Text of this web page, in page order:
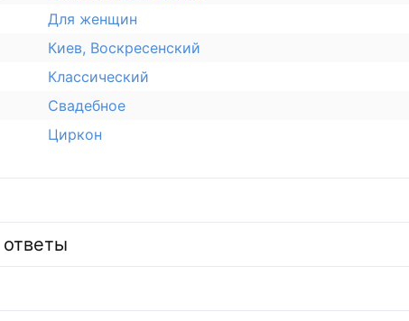
Для женщин
Киев, Воскресенский
Классический
Свадебное
Циркон